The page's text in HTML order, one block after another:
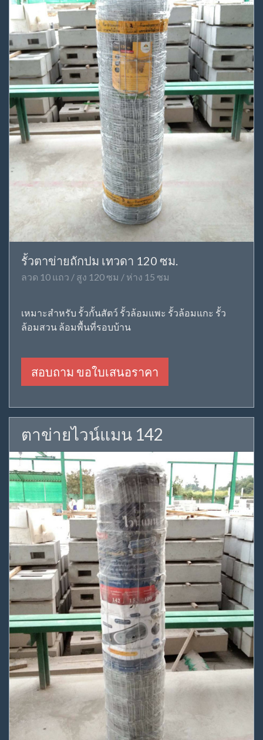
รั้วตาข่ายถักปม เทวดา 120 ซม.
ลวด 10 แถว / สูง 120 ซม / ห่าง 15 ซม
เหมาะสำหรับ รั้วกั้นสัตว์ รั้วล้อมแพะ รั้วล้อมแกะ รั้ว
ล้อมสวน ล้อมพื้นที่รอบบ้าน
สอบถาม ขอใบเสนอราคา
ตาข่ายไวน์แมน 142